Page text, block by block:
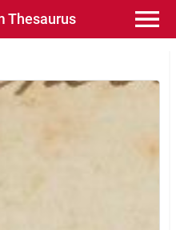
Thesaurus